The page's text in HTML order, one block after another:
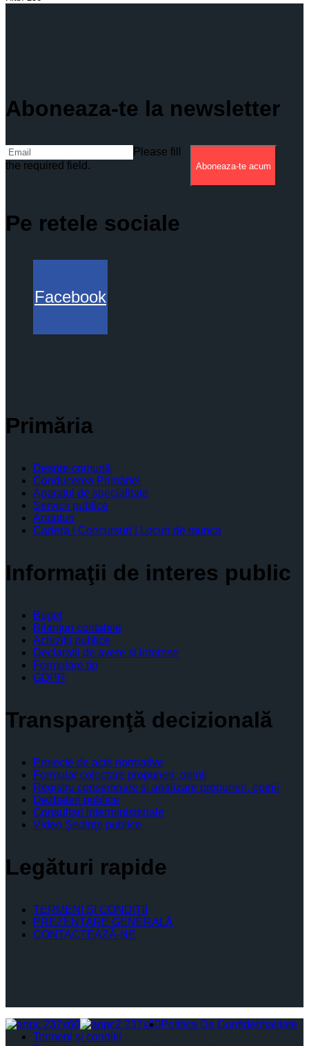
Aboneaza-te la newsletter
Please fill
the required field.
Aboneaza-te acum
Pe retele sociale
Facebook
Primăria
Despre comună
Conducerea Primăriei
Aparatul de specialitate
Servicii publice
Anunturi
Cariera | Concursuri | Locuri de munca
Informaţii de interes public
Buget
Bilanţuri contabile
Achiziţii publice
Declaratii de avere si interese
Formulare tip
GDPR
Transparenţă decizională
Proiecte de acte normative
Formular colectare propuneri, opinii
Registru consemnare si analizare propuneri, opinii
Dezbateri publice
Consultari interministeriale
Video Şedinţe publice
Legături rapide
TERMENI ŞI CONDIŢII
PREZENTARE GENERALĂ
CONTACTEAZĂ-NE
Politica De Confidențialitate
Termeni și condiții